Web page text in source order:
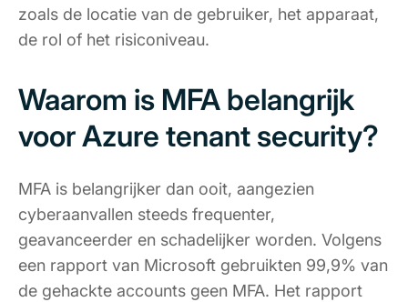
zoals de locatie van de gebruiker, het apparaat,
de rol of het risiconiveau.
Waarom is MFA belangrijk
voor Azure tenant security?
MFA is belangrijker dan ooit, aangezien
cyberaanvallen steeds frequenter,
geavanceerder en schadelijker worden. Volgens
een rapport van Microsoft gebruikten 99,9% van
de gehackte accounts geen MFA. Het rapport